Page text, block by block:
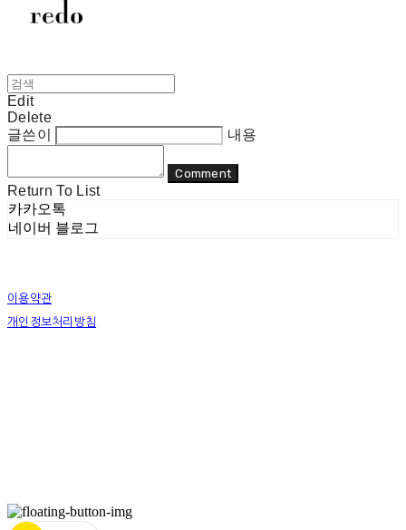
Edit
Delete
글쓴이
내용
Comment
Return To List
카카오톡
네이버 블로그
이용약관
개인정보처리방침